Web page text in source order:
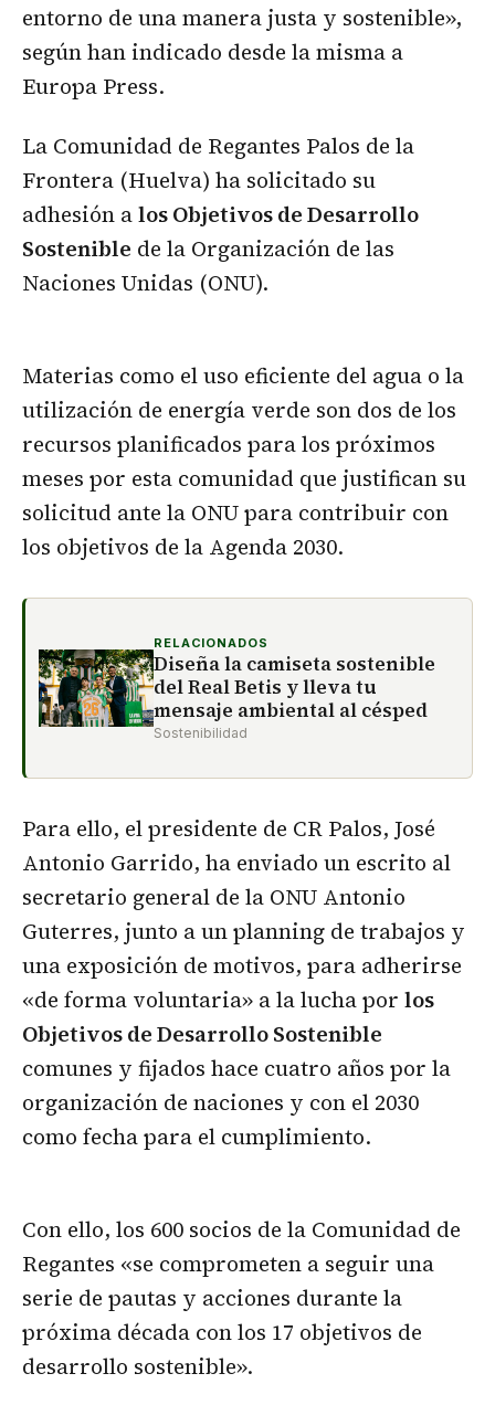
entorno de una manera justa y sostenible»,
según han indicado desde la misma a
Europa Press.
La Comunidad de Regantes Palos de la
Frontera (Huelva) ha solicitado su
adhesión alos Objetivos de Desarrollo
Sostenible de la Organización de las
Naciones Unidas (ONU).
Materias como el uso eficiente del agua o la
utilización de energía verde son dos de los
recursos planificados para los próximos
meses por esta comunidad que justifican su
solicitud ante la ONU para contribuir con
los objetivos de la Agenda 2030.
RELACIONADOS
Diseña la camiseta sostenible
del Real Betis y lleva tu
mensaje ambiental al césped
Sostenibilidad
Para ello, el presidente de CR Palos, José
Antonio Garrido, ha enviado un escrito al
secretario general de la ONU Antonio
Guterres, junto a un planning de trabajos y
una exposición de motivos, para adherirse
«de forma voluntaria» a la lucha por los
Objetivos de Desarrollo Sostenible
comunes y fijados hace cuatro años por la
organización de naciones y con el 2030
como fecha para el cumplimiento.
Con ello, los 600 socios de la Comunidad de
Regantes «se comprometen a seguir una
serie de pautas y acciones durante la
próxima década con los 17 objetivos de
desarrollo sostenible».